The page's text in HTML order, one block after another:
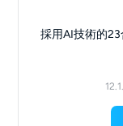
採用AI技術的